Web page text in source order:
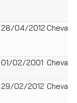
28/04/2012 Cheval
01/02/2001 Cheval
29/02/2012 Cheval